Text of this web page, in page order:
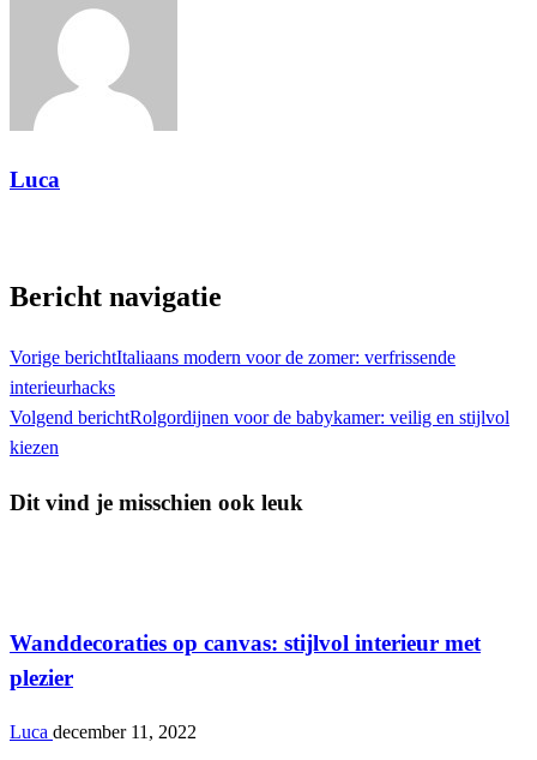
Luca
Bericht navigatie
Vorige berichtItaliaans modern voor de zomer: verfrissende
interieurhacks
Volgend berichtRolgordijnen voor de babykamer: veilig en stijlvol
kiezen
Dit vind je misschien ook leuk
Wanddecoraties op canvas: stijlvol interieur met
plezier
Luca december 11, 2022